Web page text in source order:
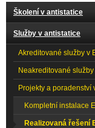
Školení v antistatice
Služby v antistatice
Akreditované služby v
Neakreditované služby
Projekty a poradenství
Kompletní instalace
Realizovaná řešení